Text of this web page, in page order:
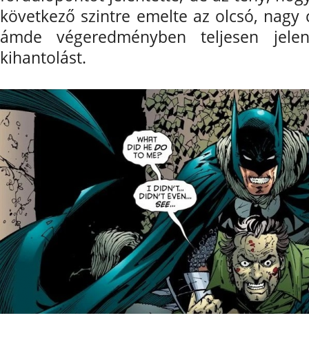
következő szintre emelte az olcsó,
ámde végeredményben teljesen
kihantolást.